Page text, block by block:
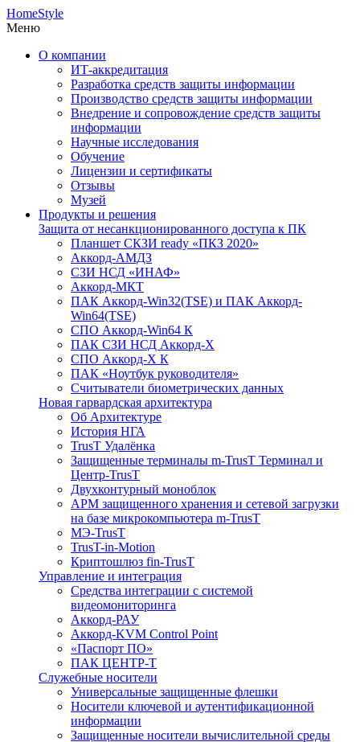
HomeStyle
Меню
О компании
ИТ-аккредитация
Разработка средств защиты информации
Производство средств защиты информации
Внедрение и сопровождение средств защиты
информации
Научные исследования
Обучение
Лицензии и сертификаты
Отзывы
Музей
Продукты и решения
Защита от несанкционированного доступа к ПК
Планшет СКЗИ ready «ПКЗ 2020»
Аккорд-АМДЗ
СЗИ НСД «ИНАФ»
Аккорд-МКТ
ПАК Аккорд-Win32(TSE) и ПАК Аккорд-
Win64(TSE)
СПО Аккорд-Win64 К
ПАК СЗИ НСД Аккорд-X
СПО Аккорд-X К
ПАК «Ноутбук руководителя»
Cчитыватели биометрических данных
Новая гарвардская архитектура
Об Архитектуре
История НГА
TrusT Удалёнка
Защищенные терминалы m-TrusT Терминал и
Центр-TrusT
Двухконтурный моноблок
АРМ защищенного хранения и сетевой загрузки
на базе микрокомпьютера m-TrusT
МЭ-TrusT
TrusT-in-Motion
Криптошлюз fin-TrusT
Управление и интеграция
Средства интеграции с системой
видеомониторинга
Аккорд-РАУ
Аккорд-KVM Control Point
«Паспорт ПО»
ПАК ЦЕНТР-Т
Служебные носители
Универсальные защищенные флешки
Носители ключевой и аутентификационной
информации
Защищенные носители вычислительной среды